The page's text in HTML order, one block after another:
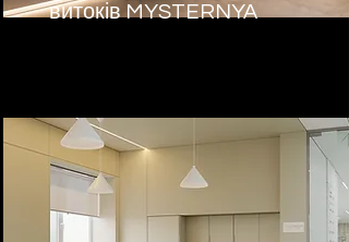
витоків MYSTERNYA